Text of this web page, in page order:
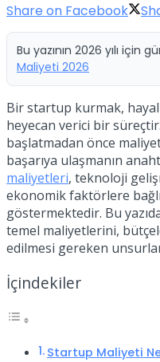
Share on Facebook
Bu yazının 2026 yılı için
Maliyeti 2026
Bir startup kurmak,
heyecan verici bir
başlatmadan önce
başarıya ulaşmanın
maliyetleri, teknoloji
ekonomik faktörlere
göstermektedir. Bu
temel maliyetlerini,
edilmesi gereken
İçindekiler
Startup Maliyeti